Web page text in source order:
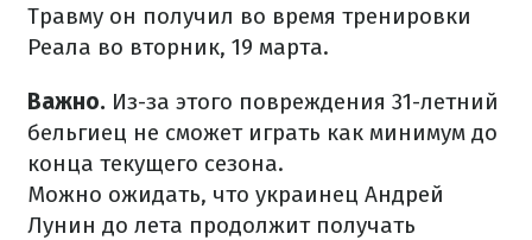
Травму он получил во время тренировки
Реала во вторник, 19 марта.
Важно. Из-за этого повреждения 31-летний
бельгиец не сможет играть как минимум до
конца текущего сезона.
Можно ожидать, что украинец Андрей
Лунин до лета продолжит получать